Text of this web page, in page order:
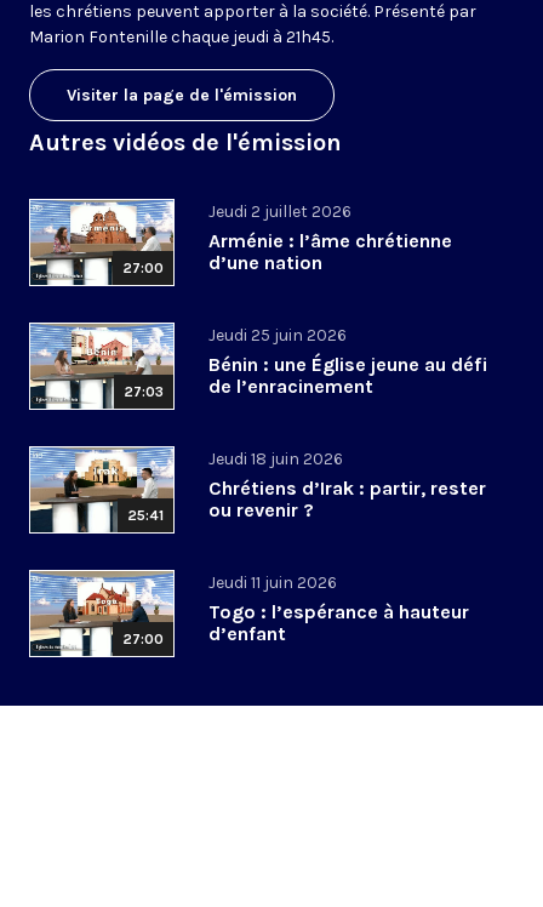
les chrétiens peuvent apporter à la société. Présenté par
Marion Fontenille chaque jeudi à 21h45.
Visiter la page de l'émission
Autres vidéos de l'émission
27:00
Jeudi 2 juillet 2026
Arménie : l’âme chrétienne
d’une nation
27:03
Jeudi 25 juin 2026
Bénin : une Église jeune au défi
de l’enracinement
25:41
Jeudi 18 juin 2026
Chrétiens d’Irak : partir, rester
ou revenir ?
27:00
Jeudi 11 juin 2026
Togo : l’espérance à hauteur
d’enfant